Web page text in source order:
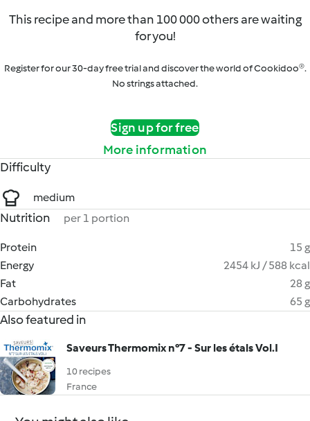
This recipe and more than 100 000 others are waiting
for you!
Register for our 30-day free trial and discover the world of Cookidoo®.
No strings attached.
Sign up for free
More information
Difficulty
medium
Nutrition per 1 portion
Protein
15 g
Energy
2454 kJ / 588 kcal
Fat
28 g
Carbohydrates
65 g
Also featured in
Saveurs Thermomix n°7 - Sur les étals Vol.I
10 recipes
France